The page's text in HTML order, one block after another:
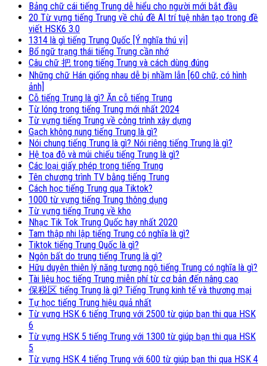
Bảng chữ cái tiếng Trung dễ hiểu cho người mới bắt đầu
20 Từ vựng tiếng Trung về chủ đề AI trí tuệ nhân tạo trong đề
viết HSK6 3.0
1314 là gì tiếng Trung Quốc [Ý nghĩa thú vị]
Bổ ngữ trạng thái tiếng Trung cần nhớ
Câu chữ 把 trong tiếng Trung và cách dùng đúng
Những chữ Hán giống nhau dễ bị nhầm lẫn [60 chữ, có hình
ảnh]
Cỗ tiếng Trung là gì? Ăn cỗ tiếng Trung
Từ lóng trong tiếng Trung mới nhất 2024
Từ vựng tiếng Trung về công trình xây dựng
Gạch không nung tiếng Trung là gì?
Nói chung tiếng Trung là gì? Nói riêng tiếng Trung là gì?
Hệ tọa độ và múi chiếu tiếng Trung là gì?
Các loại giấy phép trong tiếng Trung
Tên chương trình TV bằng tiếng Trung
Cách học tiếng Trung qua Tiktok?
1000 từ vựng tiếng Trung thông dụng
Từ vựng tiếng Trung về kho
Nhạc Tik Tok Trung Quốc hay nhất 2020
Tam thập nhi lập tiếng Trung có nghĩa là gì?
Tiktok tiếng Trung Quốc là gì?
Ngôn bất do trung tiếng Trung là gì?
Hữu duyên thiên lý năng tương ngộ tiếng Trung có nghĩa là gì?
Tài liệu học tiếng Trung miễn phí từ cơ bản đến nâng cao
保税区 tiếng Trung là gì? Tiếng Trung kinh tế và thương mại
Tự học tiếng Trung hiệu quả nhất
Từ vựng HSK 6 tiếng Trung với 2500 từ giúp bạn thi qua HSK
6
Từ vựng HSK 5 tiếng Trung với 1300 từ giúp bạn thi qua HSK
5
Từ vựng HSK 4 tiếng Trung với 600 từ giúp bạn thi qua HSK 4